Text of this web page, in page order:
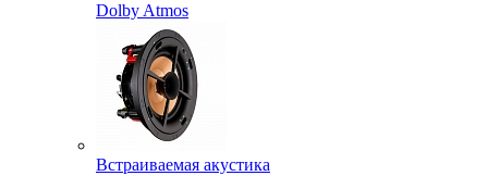
Dolby Atmos
Встраиваемая акустика